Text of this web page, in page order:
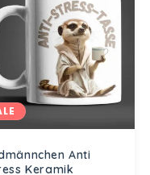
Anti
Keramik